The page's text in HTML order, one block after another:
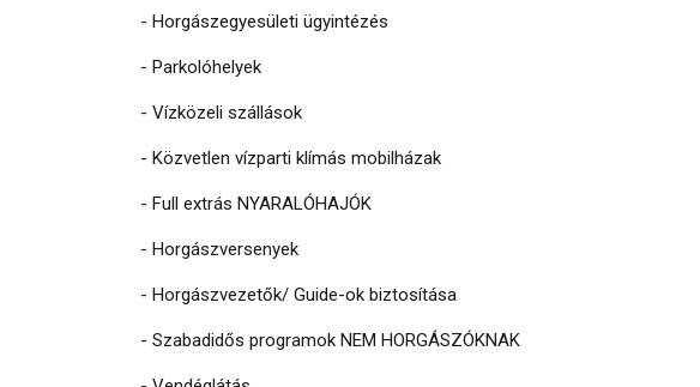
- Horgászegyesületi ügyintézés
- Parkolóhelyek
- Vízközeli szállások
- Közvetlen vízparti klímás mobilházak
- Full extrás NYARALÓHAJÓK
- Horgászversenyek
- Horgászvezetők/ Guide-ok biztosítása
- Szabadidős programok NEM HORGÁSZÓKNAK